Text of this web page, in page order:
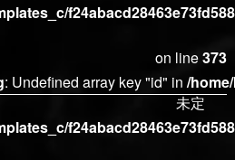
on line373
未定
: Undefined array key "id" in/